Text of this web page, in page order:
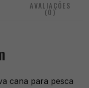
AVALIAÇÕES
(0)
cana para pesca